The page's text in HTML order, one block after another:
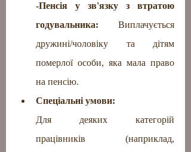
-Пенсія у зв'язку з втратою
годувальника: Виплачується
дружині/чоловіку та дітям
померлої особи, яка мала право
на пенсію.
Спеціальні умови:
Для деяких категорій
працівників (наприклад,